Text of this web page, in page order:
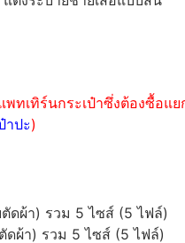
เทิร์นกระเป๋าซึ่งต้องซื้อแ
าปะ)
ดผ้า) รวม 5 ไซส์ (5 ไฟล์)
ผ้า) รวม 5 ไซส์ (5 ไฟล์)